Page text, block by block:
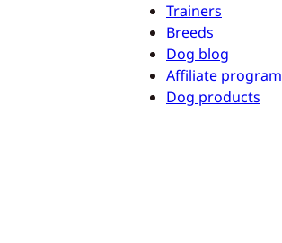
Trainers
Breeds
Dog blog
Affiliate program
Dog products